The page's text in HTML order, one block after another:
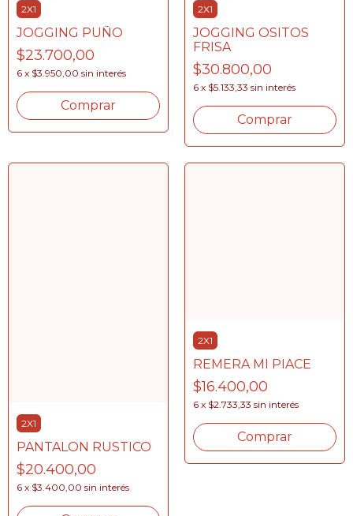
2X1
JOGGING PUÑO
$23.700,00
6 x $3.950,00 sin interés
Comprar
2X1
JOGGING OSITOS
FRISA
$30.800,00
6 x $5.133,33 sin interés
Comprar
2X1
PANTALON RUSTICO
$20.400,00
6 x $3.400,00 sin interés
2X1
REMERA MI PIACE
$16.400,00
6 x $2.733,33 sin interés
Comprar